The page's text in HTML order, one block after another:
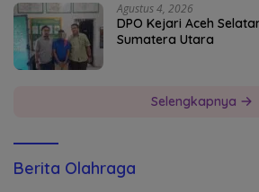
Agustus 4, 2026
DPO Kejari Aceh
Sumatera Utara
Selengkapnya
Berita Olahraga